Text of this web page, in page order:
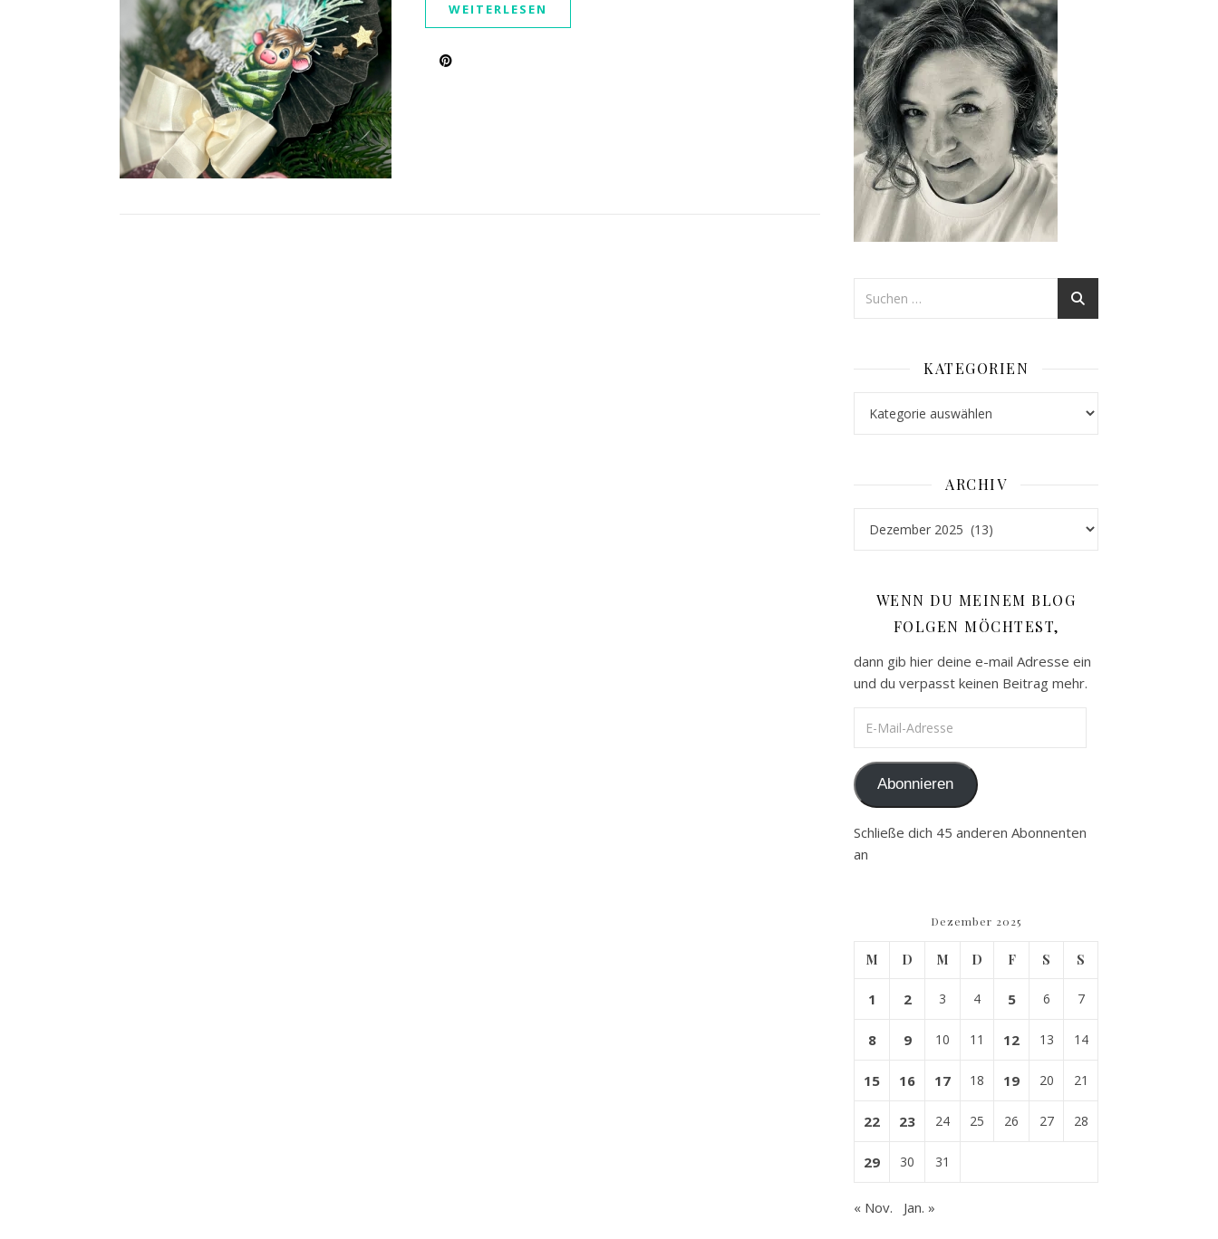
WEITERLESEN
KATEGORIEN
ARCHIV
WENN DU MEINEM BLOG
FOLGEN MÖCHTEST,
dann gib hier deine e-mail Adresse ein
und du verpasst keinen Beitrag mehr.
Abonnieren
Schließe dich 45 anderen Abonnenten
an
Dezember 2025
M D M D F S S
1 2 3 4 5 6 7
8 9 10 11 12 13 14
15 16 17 18 19 20 21
22 23 24 25 26 27 28
29 30 31
« Nov. Jan. »